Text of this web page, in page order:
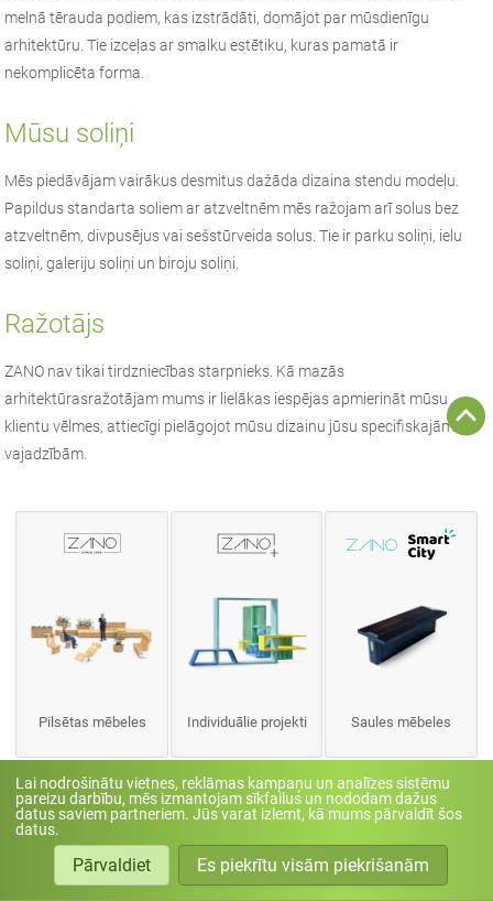
melnā tērauda podiem, kas izstrādāti, domājot par mūsdienīgu
arhitektūru. Tie izceļas ar smalku estētiku, kuras pamatā ir
nekomplicēta forma.
Mūsu soliņi
Mēs piedāvājam vairākus desmitus dažāda dizaina stendu modeļu.
Papildus standarta soliem ar atzveltnēm mēs ražojam arī solus bez
atzveltnēm, divpusējus vai sešstūrveida solus. Tie ir parku soliņi, ielu
soliņi, galeriju soliņi un biroju soliņi.
Ražotājs
ZANO nav tikai tirdzniecības starpnieks. Kā mazās
arhitektūrasražotājam mums ir lielākas iespējas apmierināt mūsu
klientu vēlmes, attiecīgi pielāgojot mūsu dizainu jūsu specifiskajām
vajadzībām.
Pilsētas mēbeles Individuālie projekti Saules mēbeles
Lai nodrošinātu vietnes, reklāmas kampaņu un analīzes sistēmu
pareizu darbību, mēs izmantojam sīkfailus un nododam dažus
datus saviem partneriem. Jūs varat izlemt, kā mums pārvaldīt šos
datus.
Pārvaldiet Es piekrītu visām piekrišanām